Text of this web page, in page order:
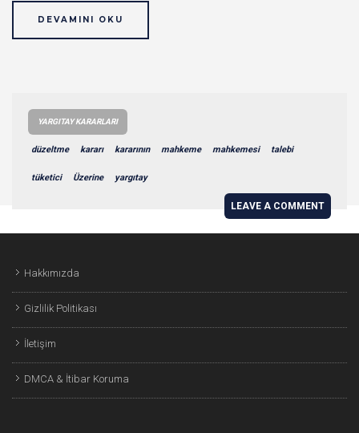
DEVAMINI OKU
YARGITAY KARARLARI
düzeltme kararı kararının mahkeme mahkemesi talebi
tüketici Üzerine yargıtay
LEAVE A COMMENT
Hakkımızda
Gizlilik Politikası
İletişim
DMCA & İtibar Koruma